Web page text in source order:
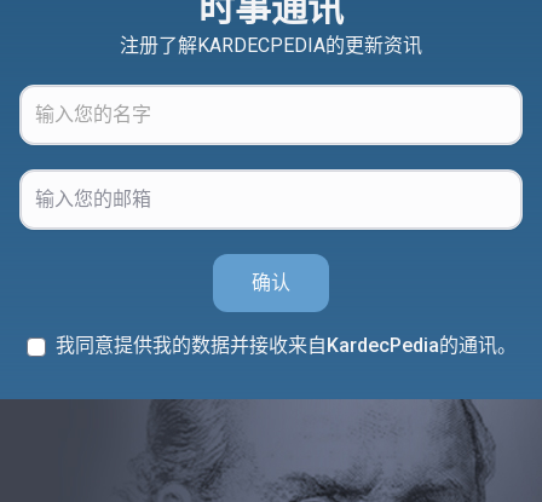
注册了解KARDECPEDIA的更新资讯
确认
我同意提供我的数据并接收来自KardecPedia的通讯。